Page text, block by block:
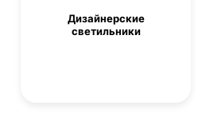
Дизайнерские
светильники